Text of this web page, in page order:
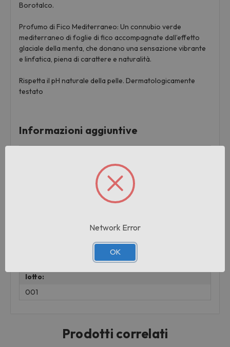
Borotalco.
Profumo di Fico Mediterraneo: Un connubio verde
mediterraneo di foglie di fico accompagnate dall’effetto
glaciale della menta, che donano una sensazione vibrante
e linfatica, piena di carattere e naturalità.
Rispetta il pH naturale della pelle. Dermatologicamente
testato
Informazioni aggiuntive
lotto:
001
Prodotti correlati
Network Error
OK